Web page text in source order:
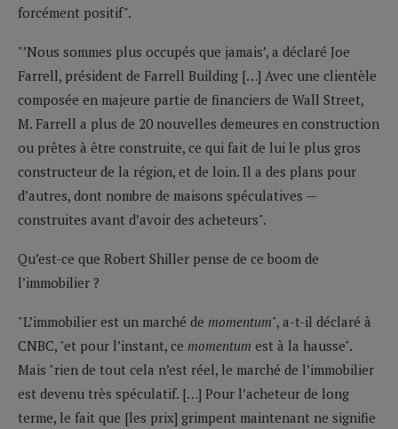
forcément positif".
"’Nous sommes plus occupés que jamais’, a déclaré Joe
Farrell, président de Farrell Building […] Avec une clientèle
composée en majeure partie de financiers de Wall Street,
M. Farrell a plus de 20 nouvelles demeures en construction
ou prêtes à être construite, ce qui fait de lui le plus gros
constructeur de la région, et de loin. Il a des plans pour
d’autres, dont nombre de maisons spéculatives —
construites avant d’avoir des acheteurs".
Qu’est-ce que Robert Shiller pense de ce boom de
l’immobilier ?
"L’immobilier est un marché de momentum", a-t-il déclaré à
CNBC, "et pour l’instant, ce momentum est à la hausse".
Mais "rien de tout cela n’est réel, le marché de l’immobilier
est devenu très spéculatif. […] Pour l’acheteur de long
terme, le fait que [les prix] grimpent maintenant ne signifie